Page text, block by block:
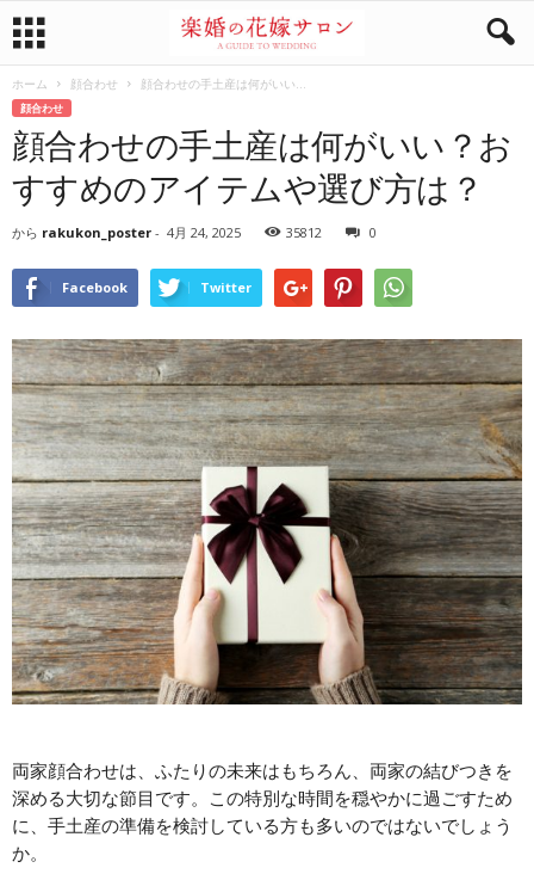
ホーム 顔合わせ 顔合わせの手土産は何がいい...
顔合わせ
顔合わせの手土産は何がいい？お
すすめのアイテムや選び方は？
から rakukon_poster - 4月 24, 2025 35812 0
Facebook Twitter
両家顔合わせは、ふたりの未来はもちろん、両家の結びつきを
深める大切な節目です。この特別な時間を穏やかに過ごすため
に、手土産の準備を検討している方も多いのではないでしょう
か。